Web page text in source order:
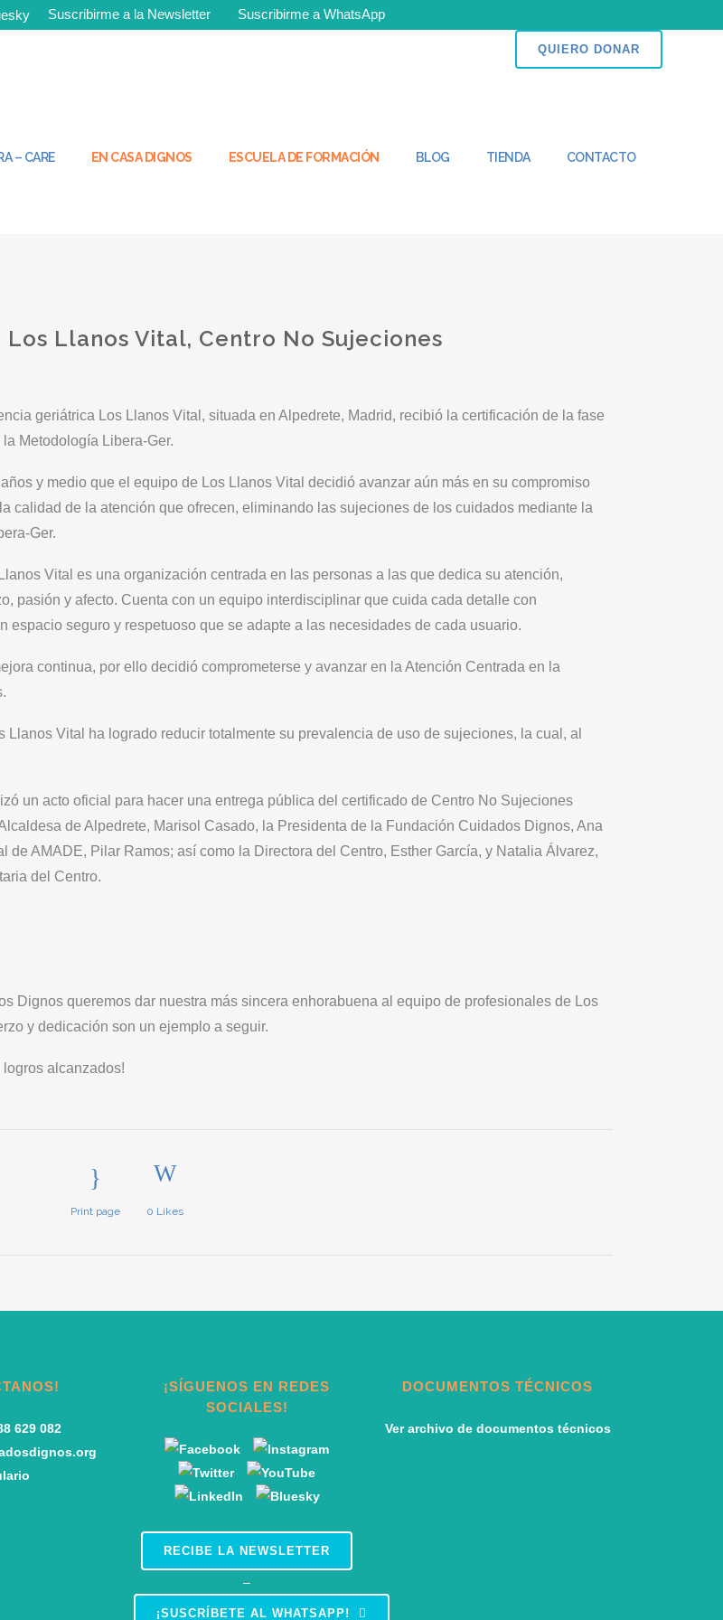
Suscribirme a la Newsletter
Suscribirme a WhatsApp
QUIERO DONAR
– CARE EN CASA DIGNOS ESCUELA DE FORMACIÓN BLOG TIENDA CONTACTO
Llanos Vital, Centro No Sujeciones
geriátrica Los Llanos Vital, situada en Alpedrete, Madrid, recibió la certificación de la fase
la Metodología Libera-Ger.
y medio que el equipo de Los Llanos Vital decidió avanzar aún más en su compromiso
calidad de la atención que ofrecen, eliminando las sujeciones de los cuidados mediante la
Ger.
Vital es una organización centrada en las personas a las que dedica su atención,
pasión y afecto. Cuenta con un equipo interdisciplinar que cuida cada detalle con
espacio seguro y respetuoso que se adapte a las necesidades de cada usuario.
continua, por ello decidió comprometerse y avanzar en la Atención Centrada en la
Vital ha logrado reducir totalmente su prevalencia de uso de sujeciones, la cual, al
un acto oficial para hacer una entrega pública del certificado de Centro No Sujeciones
de Alpedrete, Marisol Casado, la Presidenta de la Fundación Cuidados Dignos, Ana
de AMADE, Pilar Ramos; así como la Directora del Centro, Esther García, y Natalia Álvarez,
del Centro.
Dignos queremos dar nuestra más sincera enhorabuena al equipo de profesionales de Los
y dedicación son un ejemplo a seguir.
logros alcanzados!
Print page 0 Likes
629 082
¡SÍGUENOS EN REDES
SOCIALES!
RECIBE LA NEWSLETTER
–
¡SUSCRÍBETE AL WHATSAPP!
DOCUMENTOS TÉCNICOS
Ver archivo de documentos técnicos